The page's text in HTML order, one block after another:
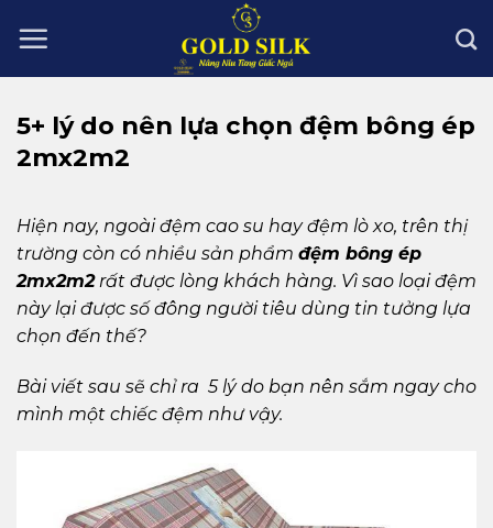
5+ lý do nên lựa chọn đệm bông ép
2mx2m2
Hiện nay, ngoài đệm cao su hay đệm lò xo, trên thị
trường còn có nhiều sản phẩm đệm bông ép
2mx2m2rất được lòng khách hàng. Vì sao loại đệm
này lại được số đông người tiêu dùng tin tưởng lựa
chọn đến thế?
Bài viết sau sẽ chỉ ra 5 lý do bạn nên sắm ngay cho
mình một chiếc đệm như vậy.